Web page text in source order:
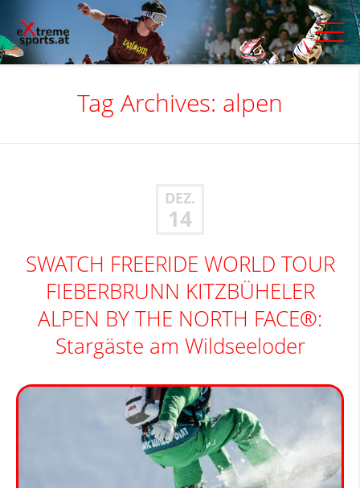
Tag Archives: alpen
DEZ.
14
SWATCH FREERIDE WORLD TOUR
FIEBERBRUNN KITZBÜHELER
ALPEN BY THE NORTH FACE®:
Stargäste am Wildseeloder